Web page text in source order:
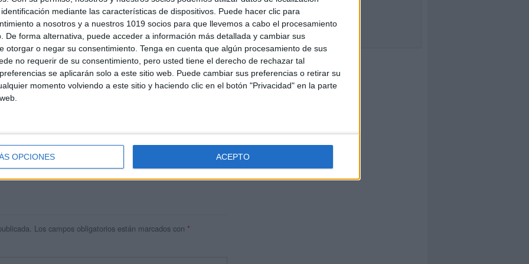
mediante las características de dispositivos. Puede hacer clic para
a nosotros y a nuestros 1019 socios para que llevemos a cabo el procesamiento
De forma alternativa, puede acceder a información más detallada y cambiar sus
otorgar o negar su consentimiento. Tenga en cuenta que algún procesamiento de sus
no requerir de su consentimiento, pero usted tiene el derecho de rechazar tal
se aplicarán solo a este sitio web. Puede cambiar sus preferencias o retirar su
momento volviendo a este sitio y haciendo clic en el botón "Privacidad" en la parte
OPCIONES ACEPTO
PM
POR BRINDAR ESPACIOS DE TRABAJO MUY BUENOS,
EVALUACIONES, LO HERMOSO PARTE DE
MAS COMPLEJO, REITERO MIS FELICITACIONES.
Los campos obligatorios están marcados con *